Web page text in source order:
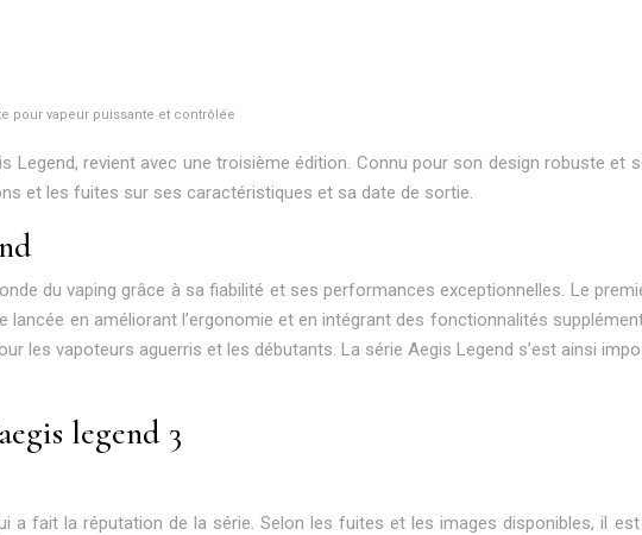
pour vapeur puissante et contrôlée
Legend, revient avec une troisième édition. Connu pour son design robuste
et les fuites sur ses caractéristiques et sa date de sortie.
du vaping grâce à sa fiabilité et ses performances exceptionnelles. Le
lancée en améliorant l’ergonomie et en intégrant des fonctionnalités
les vapoteurs aguerris et les débutants. La série Aegis Legend s’est ainsi
legend 3
a fait la réputation de la série. Selon les fuites et les images disponibles, il